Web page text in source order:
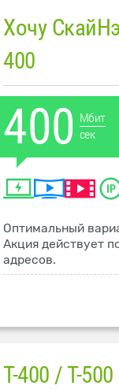
Хочу
400
400 Мбит
сек
Оптимальный
Акция действует
адресов.
T-400 / T-500